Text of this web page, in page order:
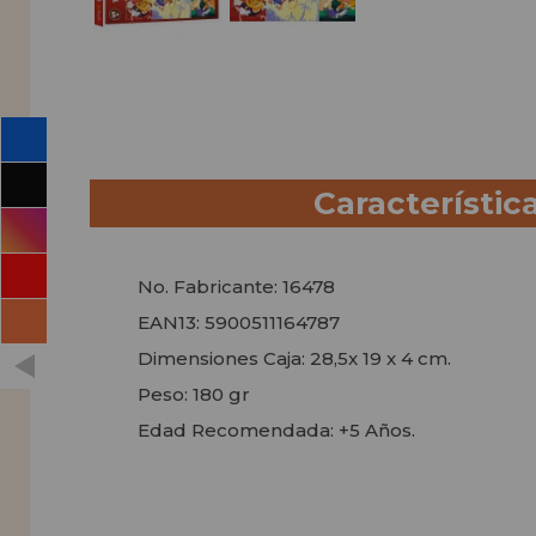
No. Fabricante: 16478
EAN13: 5900511164787
Dimensiones Caja: 28,5x 19 x 4 cm.
Peso: 180 gr
Edad Recomendada: +5 Años.